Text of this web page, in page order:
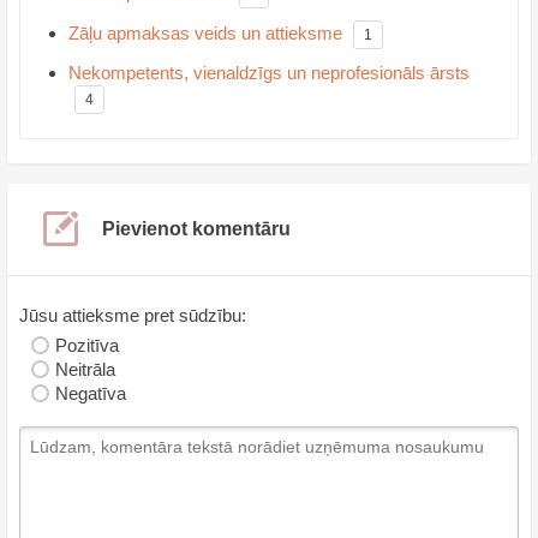
Zāļu apmaksas veids un attieksme 1
Nekompetents, vienaldzīgs un neprofesionāls ārsts
4
Pievienot komentāru
Jūsu attieksme pret sūdzību:
Pozitīva
Neitrāla
Negatīva